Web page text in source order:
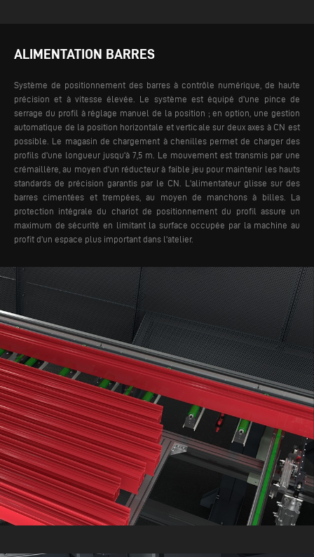
ALIMENTATION BARRES
Système de positionnement des barres à contrôle numérique, de haute
précision et à vitesse élevée. Le système est équipé d'une pince de
serrage du profil à réglage manuel de la position ; en option, une gestion
automatique de la position horizontale et verticale sur deux axes à CN est
possible. Le magasin de chargement à chenilles permet de charger des
profils d'une longueur jusqu'à 7,5 m.
Le mouvement est transmis par une
crémaillère, au moyen d'un réducteur à faible jeu pour maintenir les hauts
standards de précision garantis par le CN. L'alimentateur glisse sur des
barres cimentées et trempées, au moyen de manchons à billes. La
protection intégrale du chariot de positionnement du profil assure un
maximum de sécurité en limitant la surface occupée par la machine au
profit d'un espace plus important dans l'atelier.